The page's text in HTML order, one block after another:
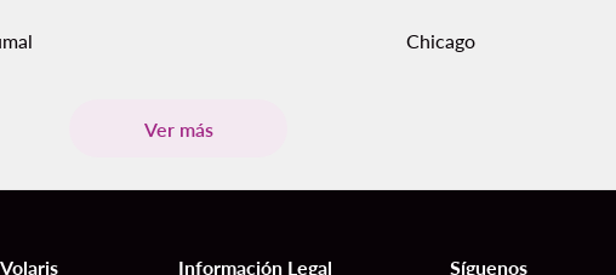
Chicago
Ver más
Información Legal Síguenos